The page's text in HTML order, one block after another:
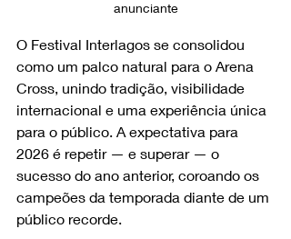
anunciante
O Festival Interlagos se consolidou
como um palco natural para o Arena
Cross, unindo tradição, visibilidade
internacional e uma experiência única
para o público. A expectativa para
2026 é repetir — e superar — o
sucesso do ano anterior, coroando os
campeões da temporada diante de um
público recorde.